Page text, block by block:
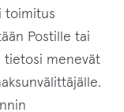
toimitus
Postille tai
tietosi menevät